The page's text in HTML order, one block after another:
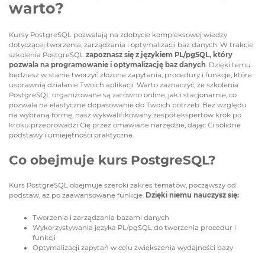
warto?
Kursy PostgreSQL pozwalają na zdobycie kompleksowej wiedzy
dotyczącej tworzenia, zarządzania i optymalizacji baz danych. W trakcie
szkolenia PostgreSQL zapoznasz się z językiem PL/pgSQL, który
pozwala na programowanie i optymalizację baz danych . Dzięki temu
będziesz w stanie tworzyć złożone zapytania, procedury i funkcje, które
usprawnią działanie Twoich aplikacji. Warto zaznaczyć, że szkolenia
PostgreSQL organizowane są zarówno online, jak i stacjonarnie, co
pozwala na elastyczne dopasowanie do Twoich potrzeb. Bez względu
na wybraną formę, nasz wykwalifikowany zespół ekspertów krok po
kroku przeprowadzi Cię przez omawiane narzędzie, dając Ci solidne
podstawy i umiejętności praktyczne.
Co obejmuje kurs PostgreSQL?
Kurs PostgreSQL obejmuje szeroki zakres tematów, począwszy od
podstaw, aż po zaawansowane funkcje. Dzięki niemu nauczysz się:
Tworzenia i zarządzania bazami danych
Wykorzystywania języka PL/pgSQL do tworzenia procedur i
funkcji
Optymalizacji zapytań w celu zwiększenia wydajności bazy